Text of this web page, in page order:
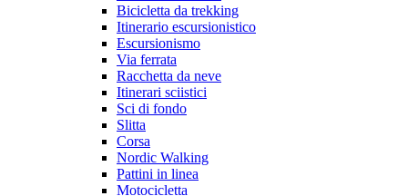
Bicicletta da trekking
Itinerario escursionistico
Escursionismo
Via ferrata
Racchetta da neve
Itinerari sciistici
Sci di fondo
Slitta
Corsa
Nordic Walking
Pattini in linea
Motocicletta